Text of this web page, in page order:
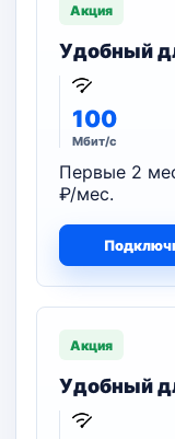
Акция
Удобный
100
Мбит/с
Первые 2
₽/мес.
Акция
Удобный